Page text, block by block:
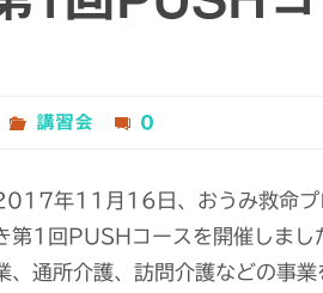
講習会 0
年11月16日、おうみ救命プ
第1回PUSHコースを開催しまし
、通所介護、訪問介護などの事